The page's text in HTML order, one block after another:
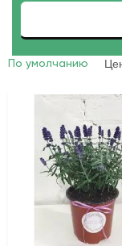
По умолчанию